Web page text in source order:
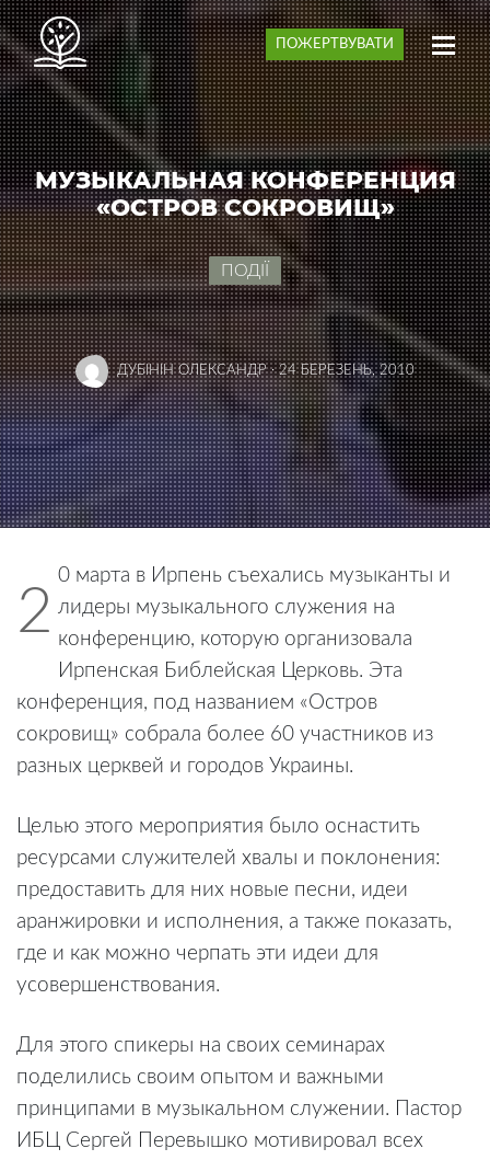
ПОЖЕРТВУВАТИ
МУЗЫКАЛЬНАЯ КОНФЕРЕНЦИЯ
«ОСТРОВ СОКРОВИЩ»
ПОДІЇ
ДУБІНІН ОЛЕКСАНДР·24 БЕРЕЗЕНЬ, 2010
2
0 марта в Ирпень съехались музыканты и
лидеры музыкального служения на
конференцию, которую организовала
Ирпенская Библейская Церковь. Эта
конференция, под названием «Остров
сокровищ» собрала более 60 участников из
разных церквей и городов Украины.
Целью этого мероприятия было оснастить
ресурсами служителей хвалы и поклонения:
предоставить для них новые песни, идеи
аранжировки и исполнения, а также показать,
где и как можно черпать эти идеи для
усовершенствования.
Для этого спикеры на своих семинарах
поделились своим опытом и важными
принципами в музыкальном служении. Пастор
ИБЦ Сергей Перевышко мотивировал всех